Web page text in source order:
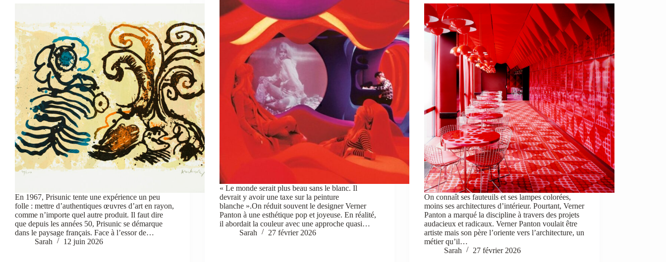
En 1967, Prisunic tente une expérience un peu
folle : mettre d’authentiques œuvres d’art en rayon,
comme n’importe quel autre produit. Il faut dire
que depuis les années 50, Prisunic se démarque
dans le paysage français. Face à l’essor de…
Sarah
12 juin 2026
« Le monde serait plus beau sans le blanc. Il
devrait y avoir une taxe sur la peinture
blanche ».On réduit souvent le designer Verner
Panton à une esthétique pop et joyeuse. En réalité,
il abordait la couleur avec une approche quasi…
Sarah
27 février 2026
On connaît ses fauteuils et ses lampes colorées,
moins ses architectures d’intérieur. Pourtant, Verner
Panton a marqué la discipline à travers des projets
audacieux et radicaux. Verner Panton voulait être
artiste mais son père l’oriente vers l’architecture, un
métier qu’il…
Sarah
27 février 2026